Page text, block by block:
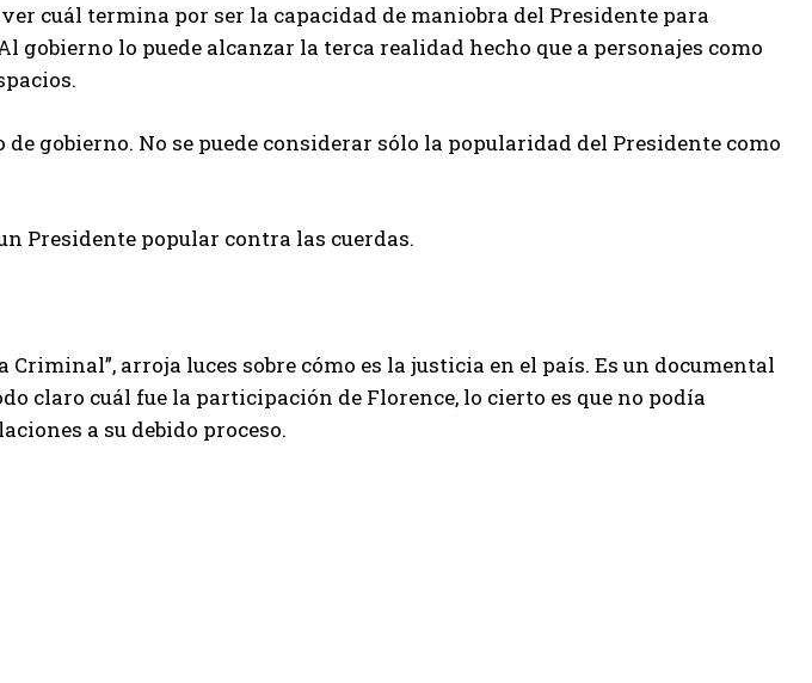
cuál termina por ser la capacidad de maniobra del Presidente para
gobierno lo puede alcanzar la terca realidad hecho que a personajes como
gobierno. No se puede considerar sólo la popularidad del Presidente como
Presidente popular contra las cuerdas.
Criminal”, arroja luces sobre cómo es la justicia en el país. Es un documental
claro cuál fue la participación de Florence, lo cierto es que no podía
a su debido proceso.